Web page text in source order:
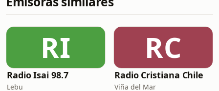
RI
Radio Isai 98.7
Lebu
RC
Radio Cristiana Chile
Viña del Mar